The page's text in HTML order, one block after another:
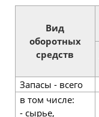
Вид
оборотных
средств
Запасы - всего
в том числе:
- сырье,